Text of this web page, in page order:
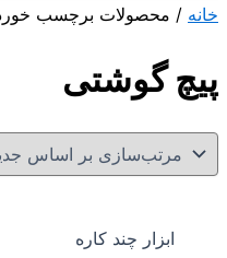
خانه / محصولات برچسب
پیچ گوشتی
ابزار چند کاره